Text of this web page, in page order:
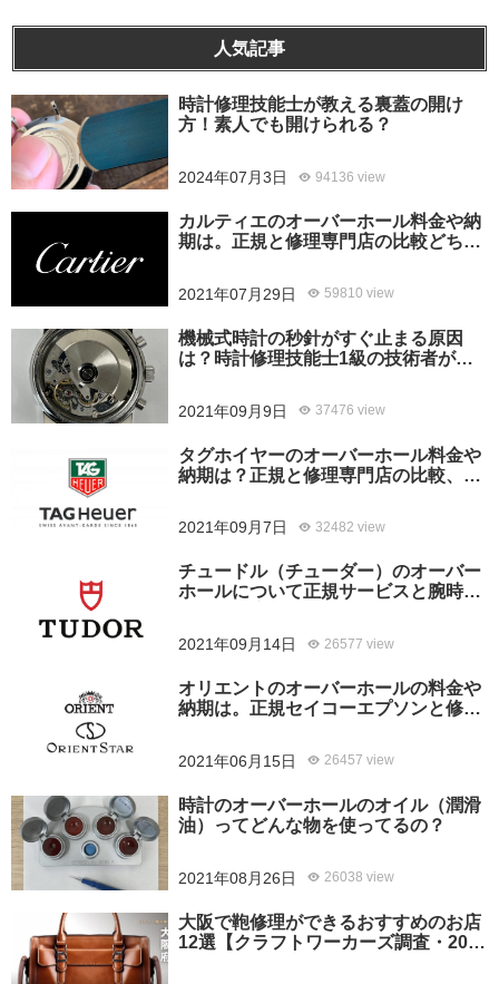
人気記事
時計修理技能士が教える裏蓋の開け
方！素人でも開けられる？
2024年07月3日 94136 view
カルティエのオーバーホール料金や納
期は。正規と修理専門店の比較どちら
2021年07月29日 59810 view
機械式時計の秒針がすぐ止まる原因
は？時計修理技能士1級の技術者がお
2021年09月9日 37476 view
タグホイヤーのオーバーホール料金や
納期は？正規と修理専門店の比較、ど
2021年09月7日 32482 view
チュードル（チューダー）のオーバー
ホールについて正規サービスと腕時計
2021年09月14日 26577 view
オリエントのオーバーホールの料金や
納期は。正規セイコーエプソンと修理
2021年06月15日 26457 view
時計のオーバーホールのオイル（潤滑
油）ってどんな物を使ってるの？
2021年08月26日 26038 view
大阪で鞄修理ができるおすすめのお店
12選【クラフトワーカーズ調査・2026